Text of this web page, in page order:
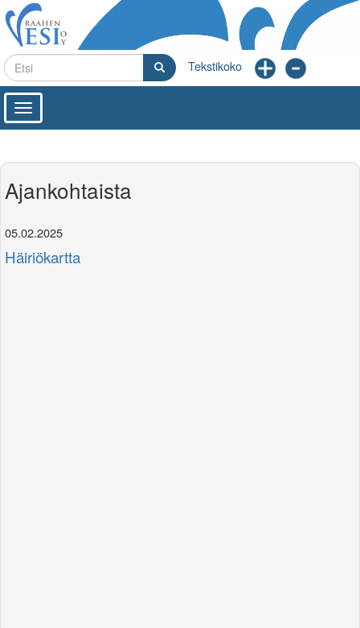
Hyppää
pääsisältöön
Etsi Etsi
Toggle
navigation
Ajankohtaista
05.02.2025
Häiriökartta